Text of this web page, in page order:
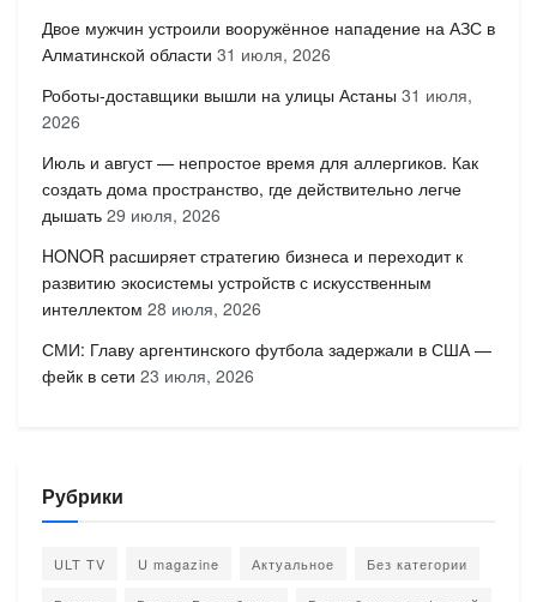
Двое мужчин устроили вооружённое нападение на АЗС в
Алматинской области 31 июля, 2026
Роботы-доставщики вышли на улицы Астаны 31 июля,
2026
Июль и август — непростое время для аллергиков. Как
создать дома пространство, где действительно легче
дышать 29 июля, 2026
HONOR расширяет стратегию бизнеса и переходит к
развитию экосистемы устройств с искусственным
интеллектом 28 июля, 2026
СМИ: Главу аргентинского футбола задержали в США —
фейк в сети 23 июля, 2026
Рубрики
ULT TV U magazine Актуальное Без категории